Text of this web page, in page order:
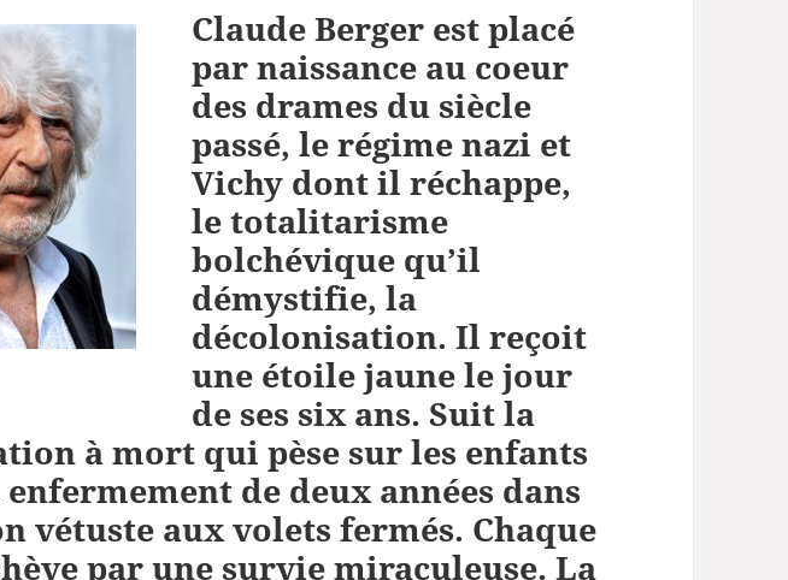
haut/bas
ou
diminuer
le
Claude Berger est placé
par naissance au coeur
des drames du siècle
passé, le régime nazi et
Vichy dont il réchappe,
le totalitarisme
bolchévique qu’il
démystifie, la
décolonisation. Il reçoit
une étoile jaune le jour
de ses six ans. Suit la
à mort qui pèse sur les enfants
de deux années dans
vétuste aux volets fermés. Chaque
par une survie miraculeuse. La